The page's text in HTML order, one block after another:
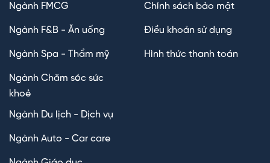
Ngành FMCG
Ngành F&B - Ăn uống
Ngành Spa - Thẩm mỹ
Ngành Chăm sóc sức
khoẻ
Ngành Du lịch - Dịch vụ
Ngành Auto - Car care
Chính sách bảo mật
Điều khoản sử dụng
Hình thức thanh toán